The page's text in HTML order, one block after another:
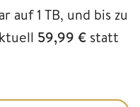
auf 1 TB, und bis zu
59,99 € statt